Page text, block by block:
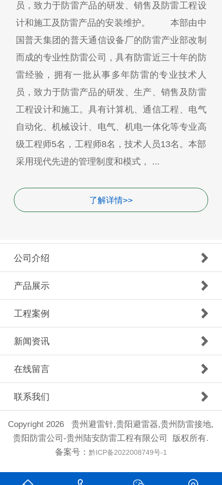
员，致力于防雷产品的研发、销售及防雷工程设
计和施工及防雷产品的安装维护。 本部由中
国普天集团的普天通信设备厂的防雷产业部改制
而成的专业性防雷公司，具有防雷近三十年的防
雷经验，拥有一批从事多年防雷的专业技术人
员，致力于防雷产品的研发、生产、销售及防雷
工程设计和施工。具有计算机、通信工程、电气
自动化、机械设计、电气、机电一体化等专业高
级工程师5名，工程师8名，技术人员13名。本部
采用现代先进的管理制度和模式， ...
了解详情>>
公司介绍
产品展示
工程案例
新闻资讯
在线留言
联系我们
Copyright 2026 贵州避雷针,贵阳避雷器,贵州防雷接地,
贵阳防雷公司-贵州陆安防雷工程有限公司 版权所有.
备案号： 黔ICP备2022008749号-1